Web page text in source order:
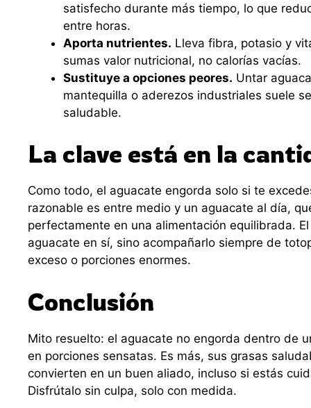
satisfecho durante más tiempo, lo que
entre horas.
Aporta nutrientes. Lleva fibra, potasio y
sumas valor nutricional, no calorías vacías.
Sustituye a opciones peores. Untar
mantequilla o aderezos industriales suele
saludable.
La clave está en la
Como todo, el aguacate engorda solo si te
razonable es entre medio y un aguacate al día,
perfectamente en una alimentación equilibrada.
aguacate en sí, sino acompañarlo siempre de
exceso o porciones enormes.
Conclusión
Mito resuelto: el aguacate no engorda dentro de
en porciones sensatas. Es más, sus grasas
convierten en un buen aliado, incluso si estás
Disfrútalo sin culpa, solo con medida.